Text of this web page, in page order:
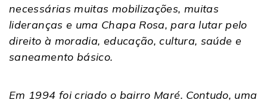
necessárias muitas mobilizações, muitas
lideranças e uma Chapa Rosa, para lutar pelo
direito à moradia, educação, cultura, saúde e
saneamento básico.
Em 1994 foi criado o bairro Maré. Contudo, uma